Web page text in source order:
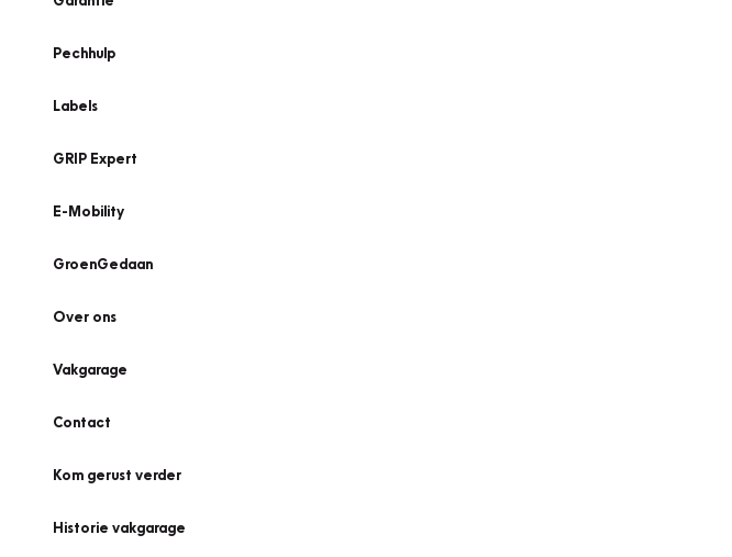
Pechhulp
Labels
GRIP Expert
E-Mobility
GroenGedaan
Over ons
Vakgarage
Contact
Kom gerust verder
Historie vakgarage